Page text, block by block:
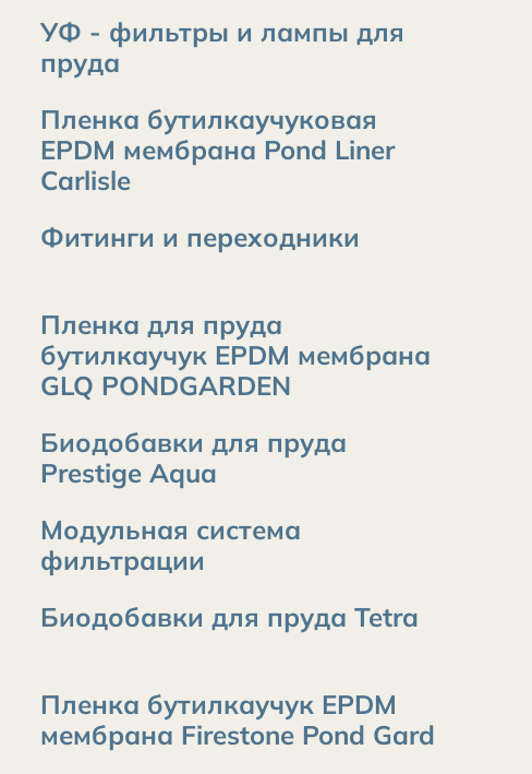
УФ - фильтры и лампы для
пруда
Пленка бутилкаучуковая
EPDM мембрана Pond Liner
Carlisle
Фитинги и переходники
Пленка для пруда
бутилкаучук EPDM мембрана
GLQ PONDGARDEN
Биодобавки для пруда
Prestige Aqua
Модульная система
фильтрации
Биодобавки для пруда Tetra
Пленка бутилкаучук EPDM
мембрана Firestone Pond Gard